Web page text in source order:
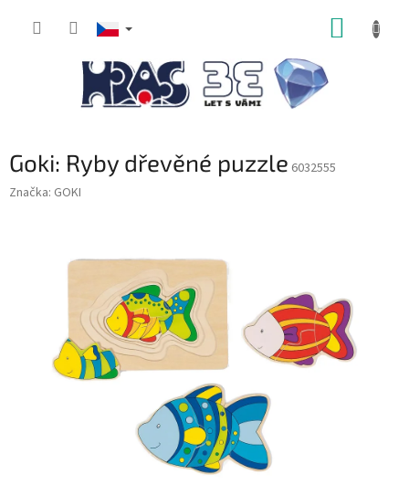
Goki: Ryby dřevěné puzzle 6032555
Značka: GOKI